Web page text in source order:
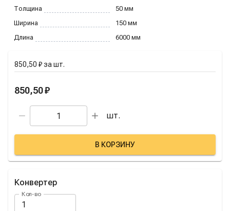
Толщина
50 мм
Ширина
150 мм
Длина
6000 мм
850,50 ₽за шт.
850,50 ₽
шт.
В КОРЗИНУ
Конвертер
Кол-во